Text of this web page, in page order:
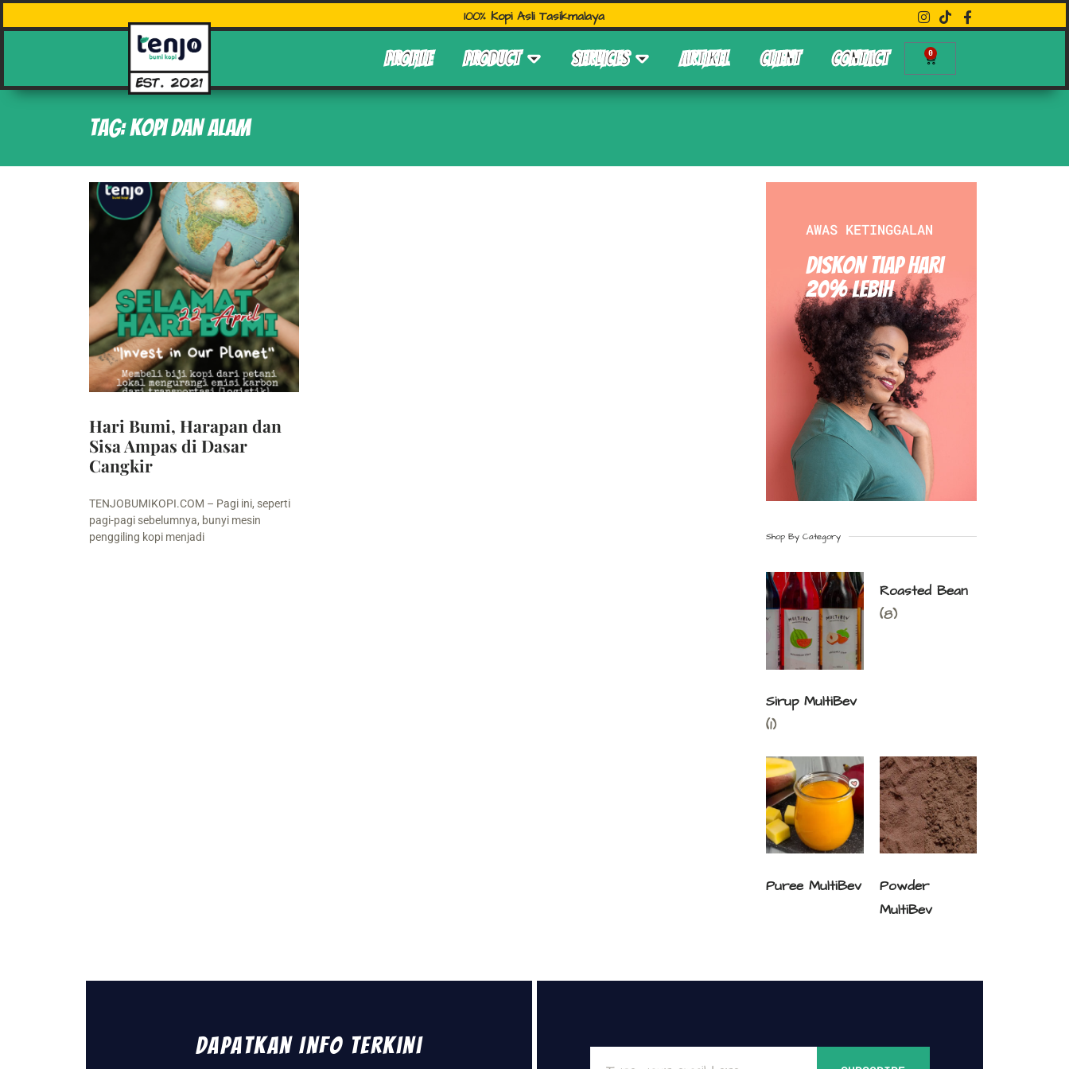
100% Kopi Asli Tasikmalaya
PROFILE PRODUCT SERVICES ARTIKEL CLIENT CONTACT 0
Tag: kopi dan alam
Hari Bumi, Harapan dan
Sisa Ampas di Dasar
Cangkir
TENJOBUMIKOPI.COM – Pagi ini, seperti
pagi-pagi sebelumnya, bunyi mesin
penggiling kopi menjadi
AWAS KETINGGALAN
Diskon Tiap hari
20% Lebih
Shop By Category
Sirup MultiBev
(1)
Roasted Bean
(8)
Puree MultiBev
Powder
MultiBev
Dapatkan Info Terkini